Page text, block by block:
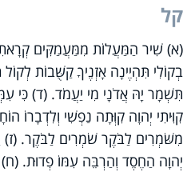
קל
(א) שִׁיר הַמַּעֲלוֹת מִמַּעֲמַקִּים
בְקוֹלִי תִּהְיֶינָה אָזְנֶיךָ קַשֻּׁבוֹת
תִּשְׁמָר יָהּ אֲדֹנָי מִי יַעֲמֹד. (ד) כִּי
קִוִּיתִי יְהוָה קִוְּתָה נַפְשִׁי וְלִדְבָרוֹ
מִשֹּׁמְרִים לַבֹּקֶר שֹׁמְרִים לַבֹּקֶר. (ז)
יְהוָה הַחֶסֶד וְהַרְבֵּה עִמּוֹ פְדוּת.